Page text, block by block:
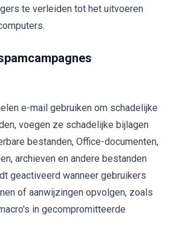
te verleiden tot het uitvoeren
e-mail gebruiken om schadelijke
voegen ze schadelijke bijlagen
bestanden, Office-documenten,
archieven en andere bestanden
geactiveerd wanneer gebruikers
of aanwijzingen opvolgen, zoals
in gecompromitteerde